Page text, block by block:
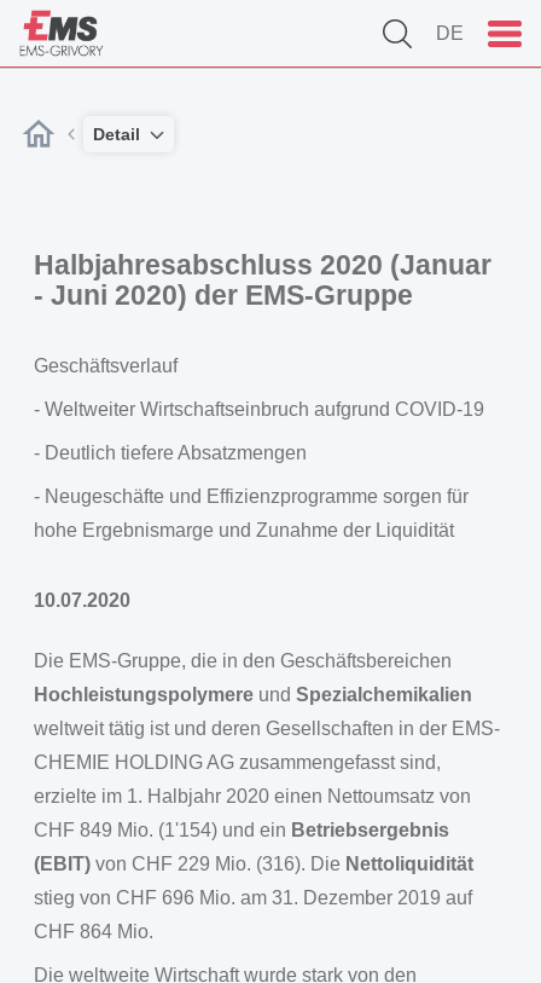
DE
Detail
Halbjahresabschluss 2020 (Januar
- Juni 2020) der EMS-Gruppe
Geschäftsverlauf
- Weltweiter Wirtschaftseinbruch aufgrund COVID-19
- Deutlich tiefere Absatzmengen
- Neugeschäfte und Effizienzprogramme sorgen für
hohe Ergebnismarge und Zunahme der Liquidität
10.07.2020
Die EMS-Gruppe, die in den Geschäftsbereichen
Hochleistungspolymere und Spezialchemikalien
weltweit tätig ist und deren Gesellschaften in der EMS-
CHEMIE HOLDING AG zusammengefasst sind,
erzielte im 1. Halbjahr 2020 einen Nettoumsatz von
CHF 849 Mio. (1'154) und ein Betriebsergebnis
(EBIT) von CHF 229 Mio. (316). Die Nettoliquidität
stieg von CHF 696 Mio. am 31. Dezember 2019 auf
CHF 864 Mio.
Die weltweite Wirtschaft wurde stark von den